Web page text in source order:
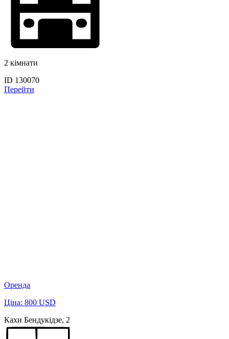
2 кімнати
ID 130070
Перейти
Оренда
Ціна: 800 USD
Кахи Бендукідзе, 2